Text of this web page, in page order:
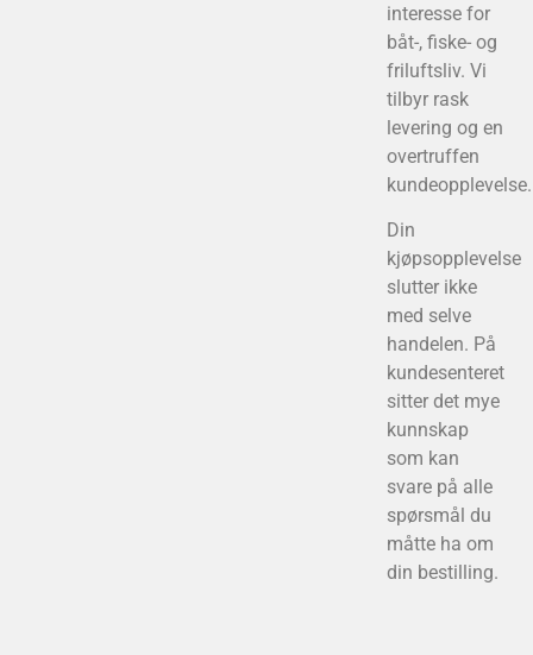
interesse for
båt-, fiske- og
friluftsliv. Vi
tilbyr rask
levering og en
overtruffen
kundeopplevelse.
Din
kjøpsopplevelse
slutter ikke
med selve
handelen. På
kundesenteret
sitter det mye
kunnskap
som kan
svare på alle
spørsmål du
måtte ha om
din bestilling.